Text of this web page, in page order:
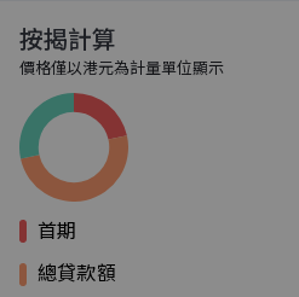
按揭計算
價格僅以港元為計量單位顯示
首期
總貸款額